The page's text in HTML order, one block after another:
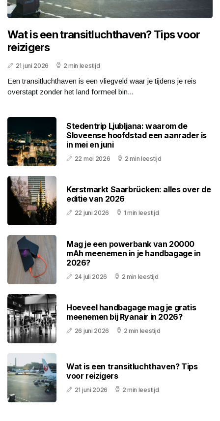
Wat is een transitluchthaven? Tips voor
reizigers
21 juni 2026 2 min leestijd
Een transitluchthaven is een vliegveld waar je tijdens je reis
overstapt zonder het land formeel bin...
Stedentrip Ljubljana: waarom de
Sloveense hoofdstad een aanrader is
in mei en juni
22 mei 2026 2 min leestijd
Kerstmarkt Saarbrücken: alles over de
editie van 2026
22 juni 2026 1 min leestijd
Mag je een powerbank van 20000
mAh meenemen in je handbagage in
2026?
24 juli 2026 2 min leestijd
Hoeveel handbagage mag je gratis
meenemen bij Ryanair in 2026?
26 juni 2026 2 min leestijd
Wat is een transitluchthaven? Tips
voor reizigers
21 juni 2026 2 min leestijd